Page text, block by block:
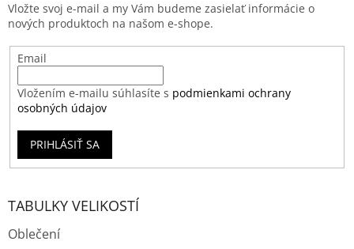
Vložte svoj e-mail a my Vám budeme zasielať informácie o
nových produktoch na našom e-shope.
Email
Vložením e-mailu súhlasíte s podmienkami ochrany
osobných údajov
PRIHLÁSIŤ SA
TABULKY VELIKOSTÍ
Oblečení